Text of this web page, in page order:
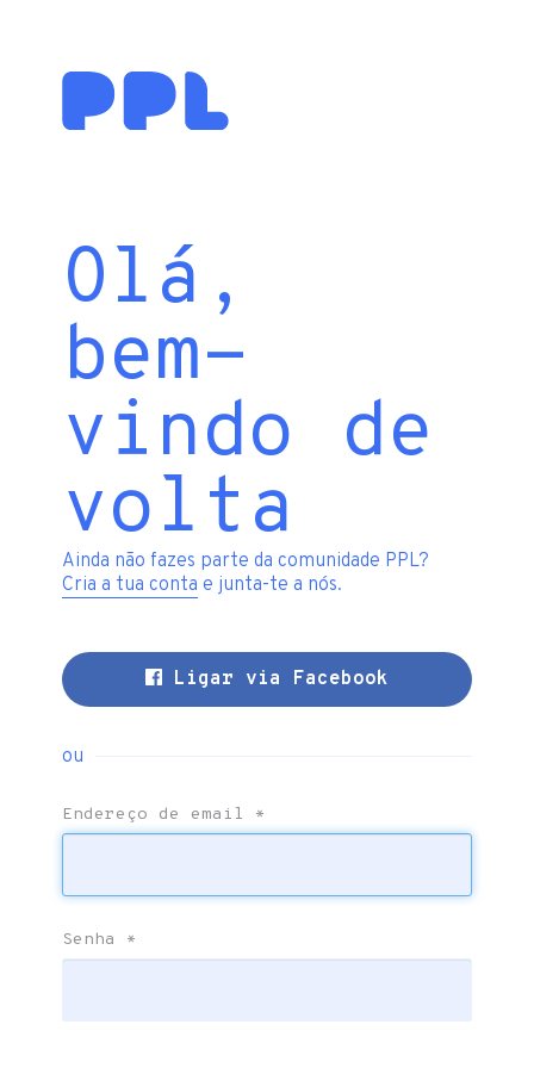
Olá,
bem-
vindo de
volta
Ainda não fazes parte da comunidade PPL?
Cria a tua conta e junta-te a nós.
Ligar via Facebook
ou
Endereço de email *
Senha *